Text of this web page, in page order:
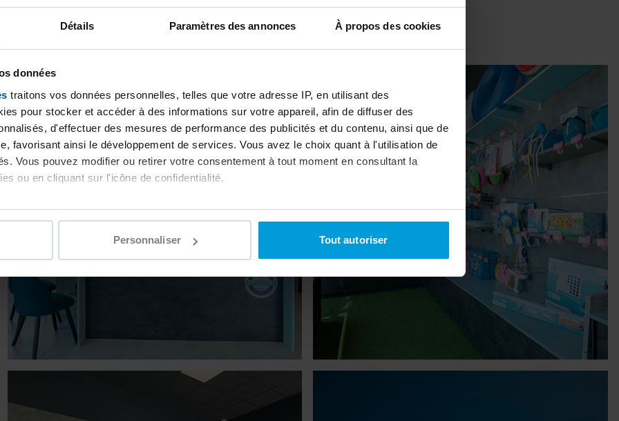
Détails Paramètres des annonces À propos des cookies
données
traitons vos données personnelles, telles que votre adresse IP, en utilisant des
pour stocker et accéder à des informations sur votre appareil, afin de diffuser des
d'effectuer des mesures de performance des publicités et du contenu, ainsi que de
favorisant ainsi le développement de services. Vous avez le choix quant à l'utilisation de
Vous pouvez modifier ou retirer votre consentement à tout moment en consultant la
ou en cliquant sur l'icône de confidentialité.
également :
l'analysant activement pour en relever les caractéristiques spécifiques (empreintes
de vos données personnelles et définir vos préférences, reportez-vous à la
section «
ou retirer votre consentement à tout moment à partir de la déclaration sur les cookies.
personnaliser le contenu et les annonces, d'offrir des fonctionnalités relatives aux médias
Nous partageons également des informations sur l'utilisation de notre site avec nos
ont collectées lors de votre utilisation de leurs services.
Personnaliser Tout autoriser